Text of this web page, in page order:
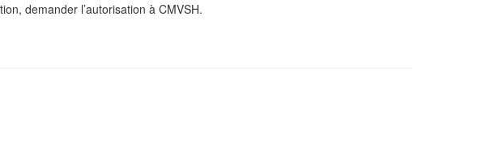
demander l’autorisation à CMVSH.